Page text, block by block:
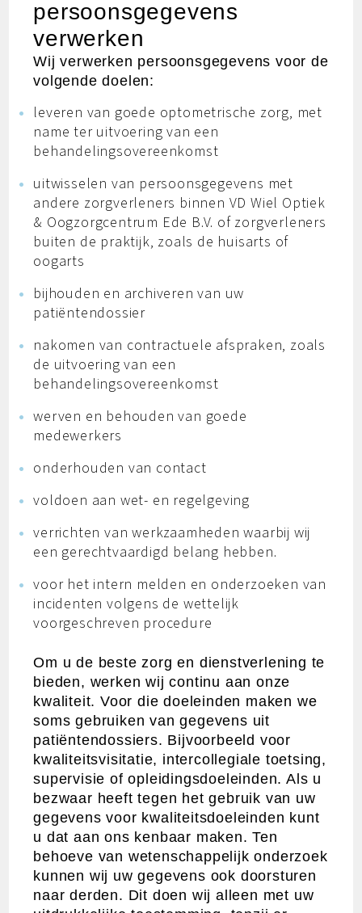
persoonsgegevens
verwerken
Wij verwerken persoonsgegevens voor de
volgende doelen:
leveren van goede optometrische zorg, met
name ter uitvoering van een
behandelingsovereenkomst
uitwisselen van persoonsgegevens met
andere zorgverleners binnen VD Wiel Optiek
& Oogzorgcentrum Ede B.V. of zorgverleners
buiten de praktijk, zoals de huisarts of
oogarts
bijhouden en archiveren van uw
patiëntendossier
nakomen van contractuele afspraken, zoals
de uitvoering van een
behandelingsovereenkomst
werven en behouden van goede
medewerkers
onderhouden van contact
voldoen aan wet- en regelgeving
verrichten van werkzaamheden waarbij wij
een gerechtvaardigd belang hebben.
voor het intern melden en onderzoeken van
incidenten volgens de wettelijk
voorgeschreven procedure
Om u de beste zorg en dienstverlening te
bieden, werken wij continu aan onze
kwaliteit. Voor die doeleinden maken we
soms gebruiken van gegevens uit
patiëntendossiers. Bijvoorbeeld voor
kwaliteitsvisitatie, intercollegiale toetsing,
supervisie of opleidingsdoeleinden. Als u
bezwaar heeft tegen het gebruik van uw
gegevens voor kwaliteitsdoeleinden kunt
u dat aan ons kenbaar maken. Ten
behoeve van wetenschappelijk onderzoek
kunnen wij uw gegevens ook doorsturen
naar derden. Dit doen wij alleen met uw